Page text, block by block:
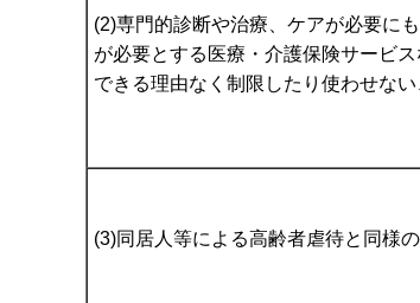
(2)専門的診断や治療、ケアが必要に
が必要とする医療・介護保険サービ
できる理由なく制限したり使わせな
(3)同居人等による高齢者虐待と同様